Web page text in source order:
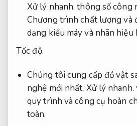
Xử lý nhanh. thông số công
Chương trình chất lượng và
dạng kiểu máy và nhãn hiệu
Tốc độ.
Chúng tôi cung cấp đồ vật
nghệ mới nhất, Xử lý nhanh.
quy trình và công cụ hoàn
toàn.